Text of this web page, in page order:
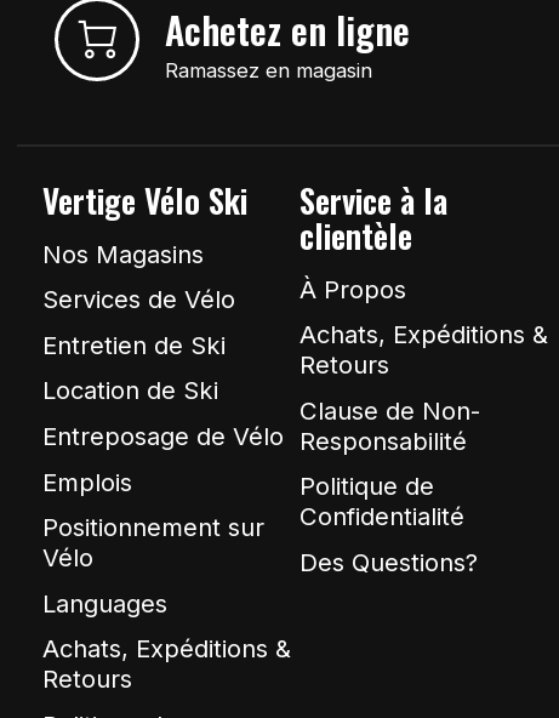
Achetez en ligne
Ramassez en magasin
Vertige Vélo Ski
Nos Magasins
Services de Vélo
Entretien de Ski
Location de Ski
Entreposage de Vélo
Emplois
Positionnement sur
Vélo
Languages
Achats, Expéditions &
Retours
Service à la
clientèle
À Propos
Achats, Expéditions &
Retours
Clause de Non-
Responsabilité
Politique de
Confidentialité
Des Questions?